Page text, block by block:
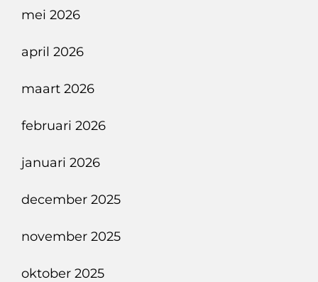
mei 2026
april 2026
maart 2026
februari 2026
januari 2026
december 2025
november 2025
oktober 2025